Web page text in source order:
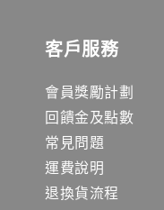
客戶服務
會員獎勵計劃
回饋金及點數
常見問題
運費說明
退換貨流程